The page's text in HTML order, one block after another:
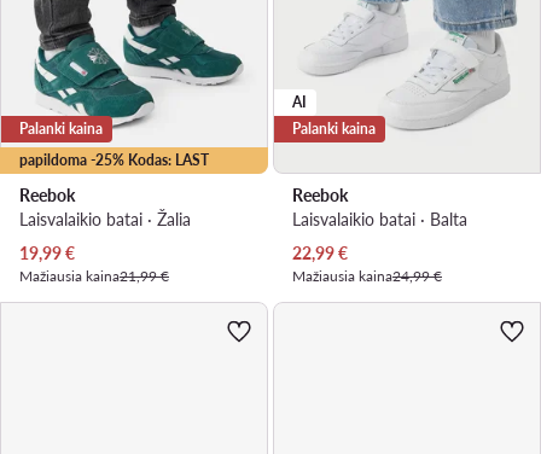
papildoma -25% Kodas: LAST
Palanki kaina
Reebok
Laisvalaikio batai · Žalia
Dabartinė kaina
19,99€
Mažiausia kaina21,99 €
AI
Palanki kaina
Reebok
Laisvalaikio batai · Balta
Dabartinė kaina
22,99€
Mažiausia kaina24,99 €